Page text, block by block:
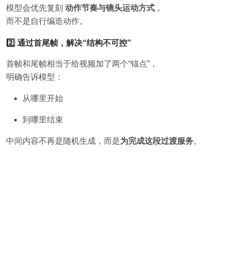
模型会优先复刻 动作节奏与镜头运动方式 ，
而不是自行编造动作。
2️⃣ 通过首尾帧，解决“结构不可控”
首帧和尾帧相当于给视频加了两个“锚点”，
明确告诉模型：
从哪里开始
到哪里结束
中间内容不再是随机生成，而是为完成这段过渡服务。